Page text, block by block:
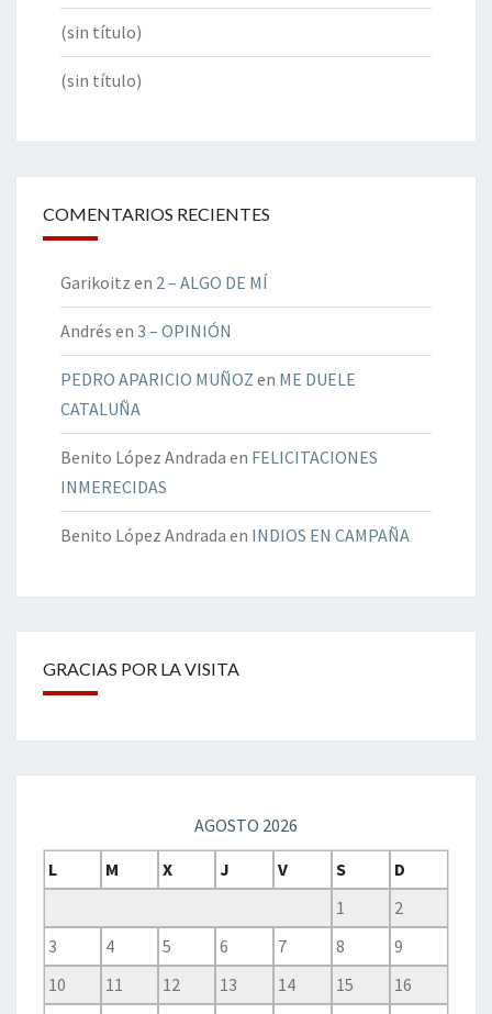
(sin título)
(sin título)
COMENTARIOS RECIENTES
Garikoitz en 2 – ALGO DE MÍ
Andrés en 3 – OPINIÓN
PEDRO APARICIO MUÑOZ en ME DUELE
CATALUÑA
Benito López Andrada en FELICITACIONES
INMERECIDAS
Benito López Andrada en INDIOS EN CAMPAÑA
GRACIAS POR LA VISITA
AGOSTO 2026
L
M X J V S
D
1
2
3
4 5 6 7 8
9
10
11 12 13 14 15
16